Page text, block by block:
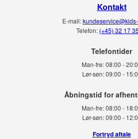
Kontakt
E-mail:
Telefon: (+45) 32 17
Telefontider
Man-fre:08:00 -
Lør-søn: 09:00 -
Man-fre:08:00 -
Lør-søn:09:00 -
Fortryd aftale